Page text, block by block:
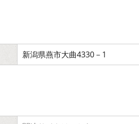
新潟県燕市大曲4330－1